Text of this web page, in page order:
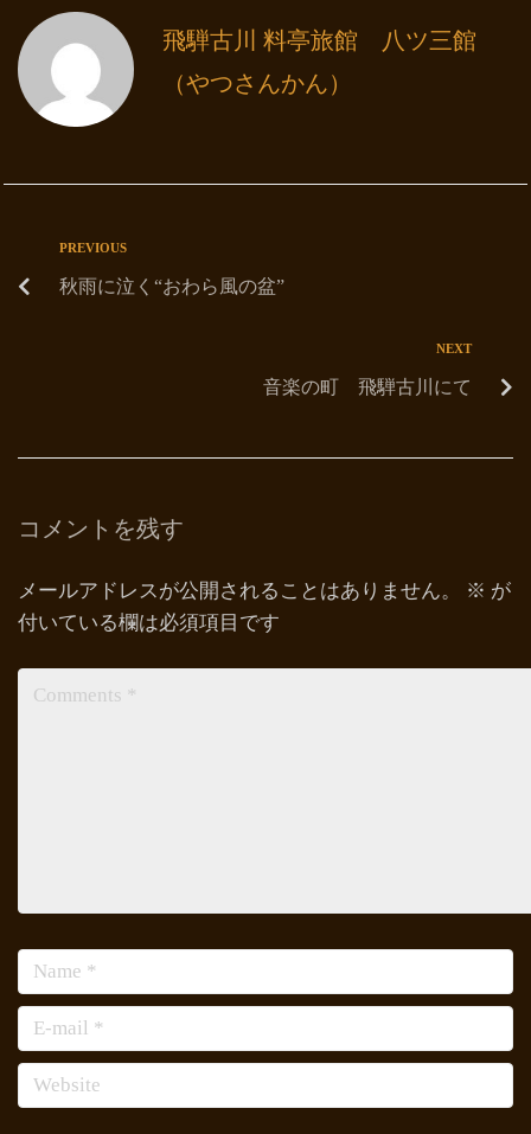
飛騨古川 料亭旅館 八ツ三館
（やつさんかん）
PREVIOUS
秋雨に泣く“おわら風の盆”
NEXT
音楽の町 飛騨古川にて
コメントを残す
メールアドレスが公開されることはありません。 ※ が
付いている欄は必須項目です